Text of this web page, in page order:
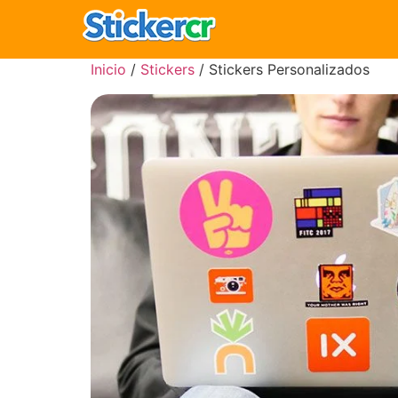
Inicio / Stickers / Stickers Personalizados